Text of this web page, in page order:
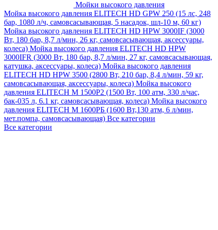
Мойки высокого давления
Мойка высокого давления ELITECH HD GPW 250 (15 лс, 248
бар, 1080 л/ч, самовсасывающая, 5 насадок, шл-10 м, 60 кг)
Мойка высокого давления ELITECH HD HPW 3000IF (3000
Вт, 180 бар, 8,7 л/мин, 26 кг, самовсасывающая, аксессуары,
колеса) Мойка высокого давления ELITECH HD HPW
3000IFR (3000 Вт, 180 бар, 8,7 л/мин, 27 кг, самовсасывающая,
катушка, аксессуары, колеса) Мойка высокого давления
ELITECH HD HPW 3500 (2800 Вт, 210 бар, 8,4 л/мин, 59 кг,
самовсасывающая, аксессуары, колеса) Мойка высокого
давления ELITECH M 1500P2 (1500 Вт, 100 атм, 330 л/час,
бак-035 л, 6.1 кг, самовсасывающая, колеса) Мойка высокого
давления ELITECH М 1600РБ (1600 Вт,130 атм, 6 л/мин,
мет.помпа, самовсасывающая) Все категории
Все категории